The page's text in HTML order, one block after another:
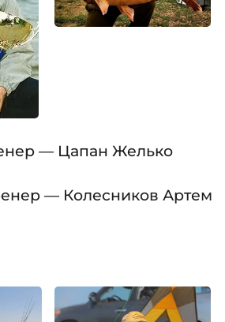
— Цапан Желько
— Колесников Артем